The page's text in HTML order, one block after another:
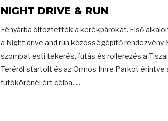
NIGHT DRIVE & RUN
Fényárba öltöztették a kerékpárokat. Első
a Night drive and run közösségépítő rendezvény
szombat esti tekerés, futás és rollerezés a
Teréről startolt és az Ormos Imre Parkot érintve
futókörénél ért célba. ...